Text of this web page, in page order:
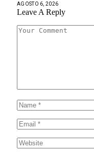
AGOSTO 6, 2026
Leave A Reply